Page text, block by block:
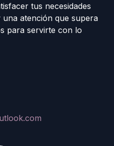
tus necesidades
atención que supera
para servirte con lo